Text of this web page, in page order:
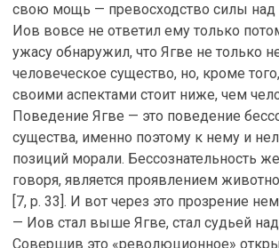
свою мощь — превосходство силы над
Иов вовсе не ответил ему только
ужасу обнаружил, что Ягве не только
человеческое существо, но, кроме
своими аспектами стоит ниже, чем
Поведение Ягве — это поведение
существа, именно поэтому к нему и
позиций морали. Бессознательность
говоря, является проявлением
[7, p. 33]. И вот через это прозрение
— Иов стал выше Ягве, стал судьей над
Совершив это «революционное»